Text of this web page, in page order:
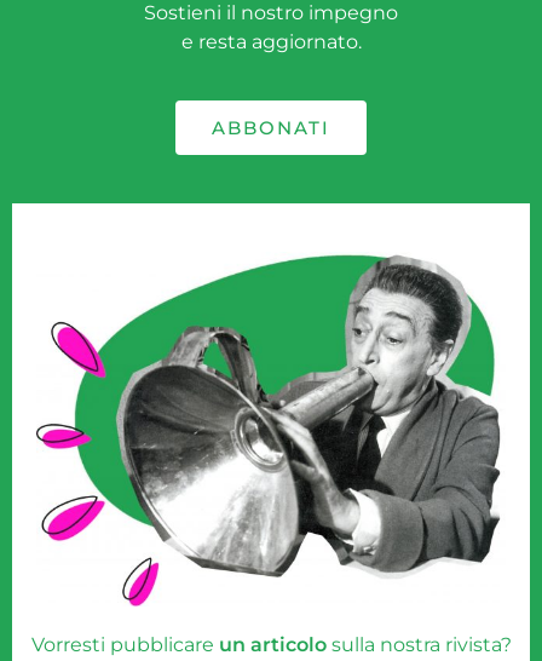
Sostieni il nostro impegno
e resta aggiornato.
ABBONATI
Vorresti pubblicare un articolosulla nostra rivista?